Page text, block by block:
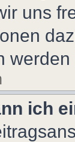
uns
ich